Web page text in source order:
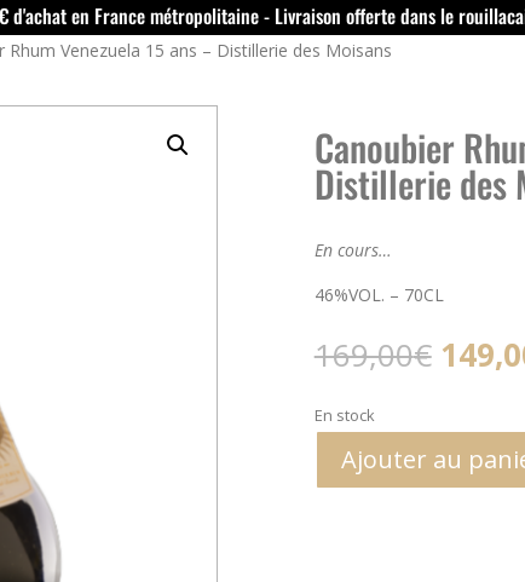
d'achat en France métropolitaine - Livraison offerte dans le
Rhum Venezuela 15 ans – Distillerie des Moisans
Canoubier
Distillerie des
En cours…
46%VOL. – 70CL
169,00€ Le
prix
était :
En stock
Ajouter au